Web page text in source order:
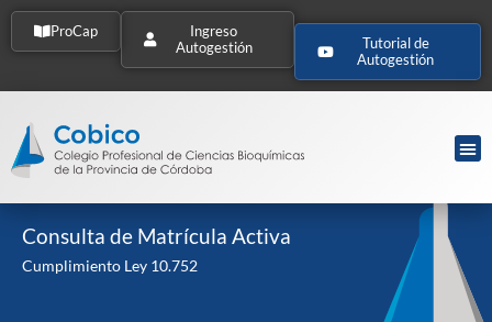
ProCap
Ingreso
Autogestión
Tutorial de
Autogestión
Consulta de Matrícula Activa
Cumplimiento Ley 10.752